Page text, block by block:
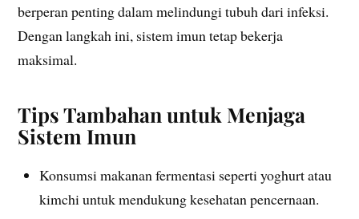
berperan penting dalam melindungi tubuh dari infeksi.
Dengan langkah ini, sistem imun tetap bekerja
maksimal.
Tips Tambahan untuk Menjaga
Sistem Imun
Konsumsi makanan fermentasi seperti yoghurt atau
kimchi untuk mendukung kesehatan pencernaan.